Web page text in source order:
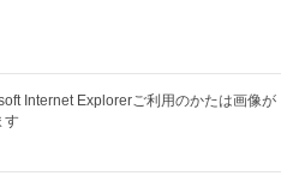
Internet Explorerご利用のかたは画像が
す